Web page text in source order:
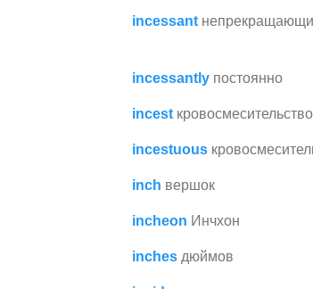
incessant
incessantly постоянно
incest кровосмесительство
incestuous
inch вершок
incheon Инчхон
inches дюймов